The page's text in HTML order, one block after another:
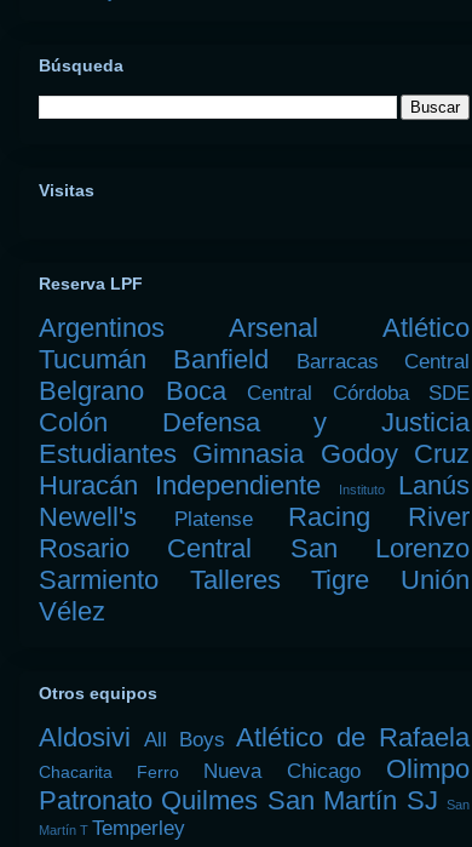
Búsqueda
Visitas
Reserva LPF
Argentinos Arsenal
Atlético
Tucumán
Banfield Barracas Central
Belgrano Boca Central Córdoba SDE
Colón
Defensa y Justicia
Estudiantes Gimnasia Godoy Cruz
Huracán
Independiente Instituto
Lanús
Newell's
Platense Racing
River
Rosario Central
San Lorenzo
Sarmiento
Talleres Tigre
Unión
Vélez
Otros equipos
Aldosivi All Boys Atlético de Rafaela
Chacarita Ferro Nueva Chicago
Olimpo
Patronato Quilmes San Martín SJ
San
Martín T Temperley